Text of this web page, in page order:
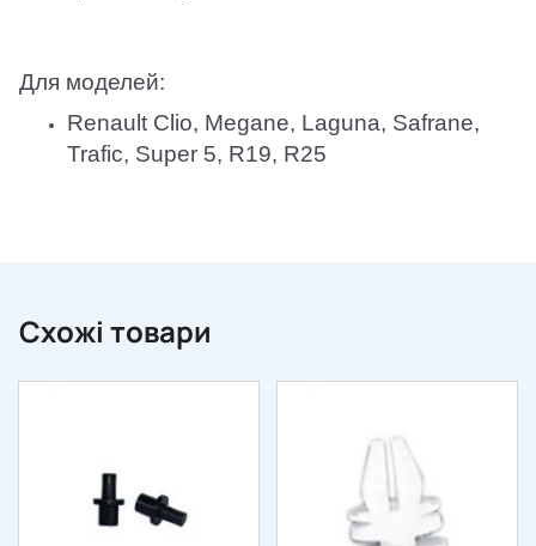
Для моделей:
Renault Clio, Megane, Laguna, Safrane,
Trafic, Super 5, R19, R25
Схожі товари